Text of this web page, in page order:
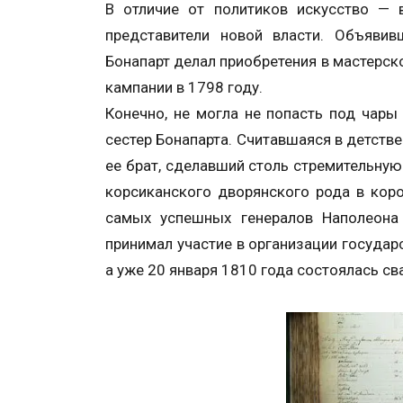
В отличие от политиков искусство
представители новой власти.
Бонапарт делал приобретения в
кампании в 1798 году.
Конечно, не могла не попасть под
сестер Бонапарта. Считавшаяся в
ее брат, сделавший столь
корсиканского дворянского рода в
самых успешных генералов
принимал участие в организации
а уже 20 января 1810 года состоялась